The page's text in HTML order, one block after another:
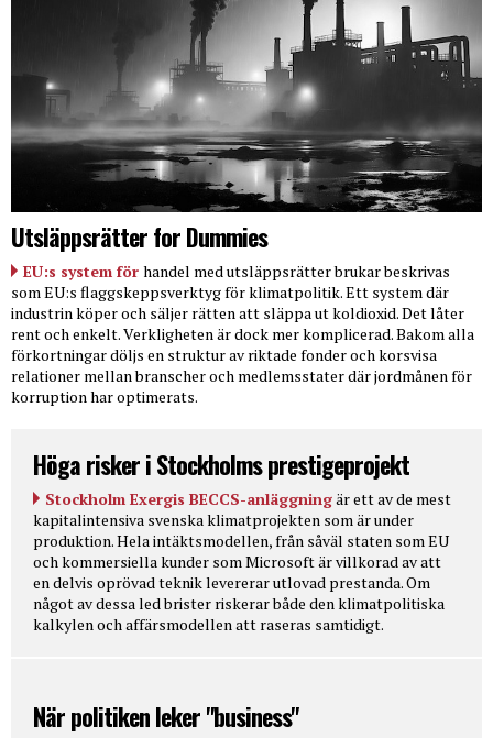
Utsläppsrätter for Dummies
EU:s system för handel med utsläppsrätter brukar beskrivas
som EU:s flaggskeppsverktyg för klimatpolitik. Ett system där
industrin köper och säljer rätten att släppa ut koldioxid. Det låter
rent och enkelt. Verkligheten är dock mer komplicerad. Bakom alla
förkortningar döljs en struktur av riktade fonder och korsvisa
relationer mellan branscher och medlemsstater där jordmånen för
korruption har optimerats.
Höga risker i Stockholms prestigeprojekt
Stockholm Exergis BECCS-anläggningär ett av de mest
kapitalintensiva svenska klimatprojekten som är under
produktion. Hela intäktsmodellen, från såväl staten som EU
och kommersiella kunder som Microsoft är villkorad av att
en delvis oprövad teknik levererar utlovad prestanda. Om
något av dessa led brister riskerar både den klimatpolitiska
kalkylen och affärsmodellen att raseras samtidigt.
När politiken leker "business"